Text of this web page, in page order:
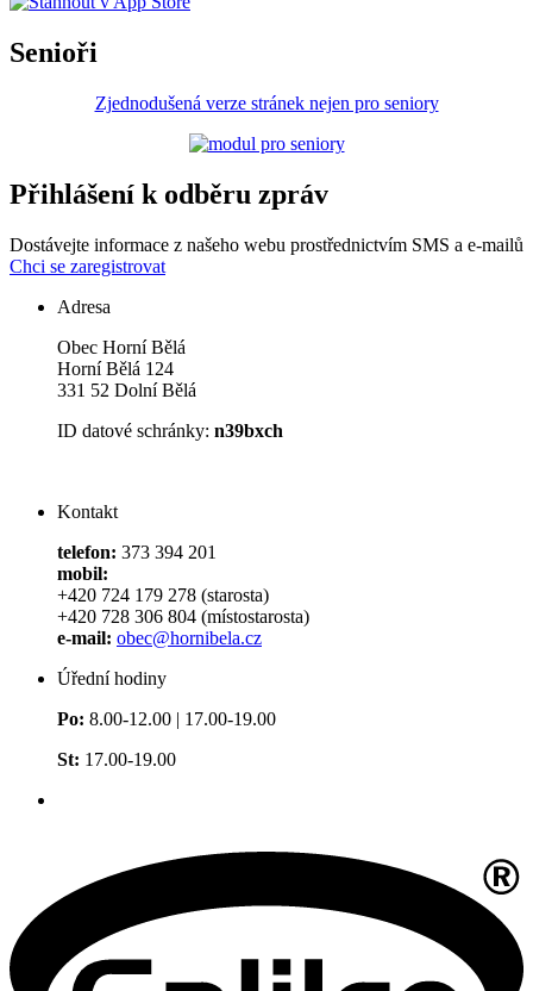
Senioři
Zjednodušená verze stránek nejen pro seniory
Přihlášení k odběru zpráv
Dostávejte informace z našeho webu prostřednictvím SMS a e-mailů
Chci se zaregistrovat
Adresa
Obec Horní Bělá
Horní Bělá 124
331 52 Dolní Bělá
ID datové schránky: n39bxch
Kontakt
telefon: 373 394 201
mobil:
+420 724 179 278 (starosta)
+420 728 306 804 (místostarosta)
e-mail: obec@hornibela.cz
Úřední hodiny
Po: 8.00-12.00 | 17.00-19.00
St: 17.00-19.00